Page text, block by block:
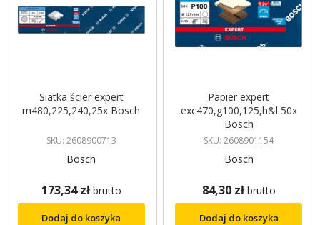
Siatka ścier expert
m480,225,240,25x Bosch
SKU: 2608900713
Bosch
173,34 zł brutto
Dodaj do koszyka
Papier expert
exc470,g100,125,h&l 50x
Bosch
SKU: 2608901154
Bosch
84,30 zł brutto
Dodaj do koszyka